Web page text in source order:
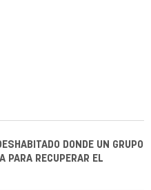
DONDE UN GRUPO
PARA RECUPERAR EL